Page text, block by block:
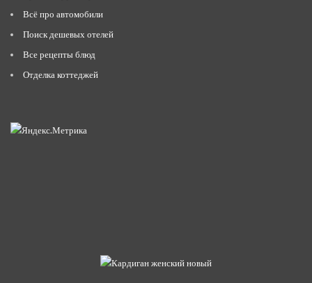
Всё про автомобили
Поиск дешевых отелей
Все рецепты блюд
Отделка коттеджей